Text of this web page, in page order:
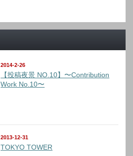
2014-2-26
【投稿夜景 NO.10】〜Contribution
Work No.10〜
2013-12-31
TOKYO TOWER